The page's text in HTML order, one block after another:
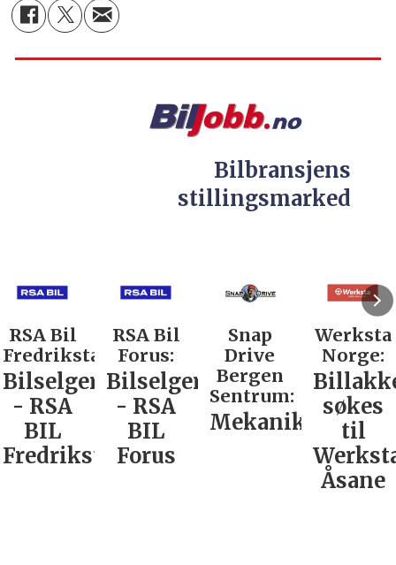
Bilbransjens
stillingsmarked
RSA Bil
Fredrikstad:
Bilselger
- RSA
BIL
Fredrikstad
RSA Bil
Forus:
Bilselger
- RSA
BIL
Forus
Snap
Drive
Bergen
Sentrum:
Mekaniker
Werksta
Norge:
søkes
til
Åsane